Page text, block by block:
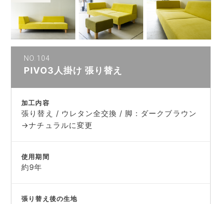
NO.104
PIVO3人掛け 張り替え
加工内容
張り替え / ウレタン全交換 / 脚：ダークブラウン
→ナチュラルに変更
使用期間
約9年
張り替え後の生地